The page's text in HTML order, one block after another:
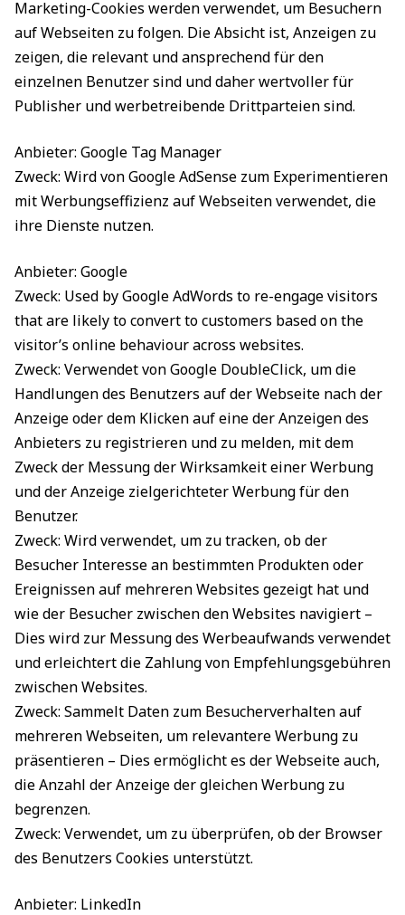
Marketing-Cookies werden verwendet, um Besuchern
auf Webseiten zu folgen. Die Absicht ist, Anzeigen zu
zeigen, die relevant und ansprechend für den
einzelnen Benutzer sind und daher wertvoller für
Publisher und werbetreibende Drittparteien sind.
Anbieter: Google Tag Manager
Zweck: Wird von Google AdSense zum Experimentieren
mit Werbungseffizienz auf Webseiten verwendet, die
ihre Dienste nutzen.
Anbieter: Google
Zweck: Used by Google AdWords to re-engage visitors
that are likely to convert to customers based on the
visitor’s online behaviour across websites.
Zweck: Verwendet von Google DoubleClick, um die
Handlungen des Benutzers auf der Webseite nach der
Anzeige oder dem Klicken auf eine der Anzeigen des
Anbieters zu registrieren und zu melden, mit dem
Zweck der Messung der Wirksamkeit einer Werbung
und der Anzeige zielgerichteter Werbung für den
Benutzer.
Zweck: Wird verwendet, um zu tracken, ob der
Besucher Interesse an bestimmten Produkten oder
Ereignissen auf mehreren Websites gezeigt hat und
wie der Besucher zwischen den Websites navigiert –
Dies wird zur Messung des Werbeaufwands verwendet
und erleichtert die Zahlung von Empfehlungsgebühren
zwischen Websites.
Zweck: Sammelt Daten zum Besucherverhalten auf
mehreren Webseiten, um relevantere Werbung zu
präsentieren – Dies ermöglicht es der Webseite auch,
die Anzahl der Anzeige der gleichen Werbung zu
begrenzen.
Zweck: Verwendet, um zu überprüfen, ob der Browser
des Benutzers Cookies unterstützt.
Anbieter: LinkedIn